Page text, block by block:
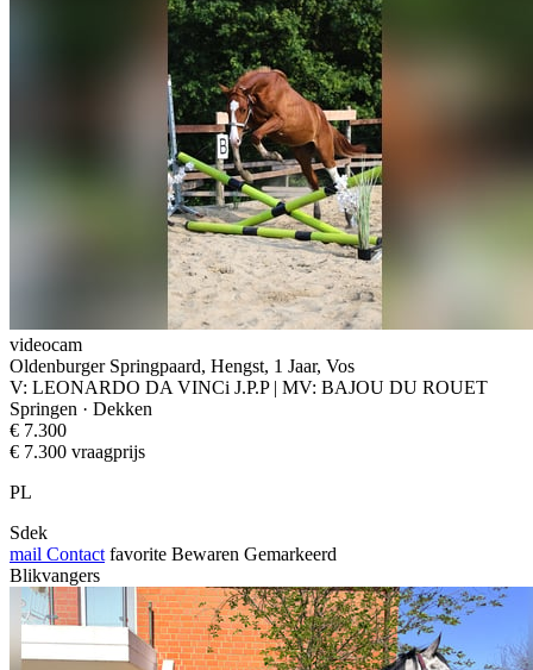
videocam
Oldenburger Springpaard, Hengst, 1 Jaar, Vos
V: LEONARDO DA VINCi J.P.P | MV: BAJOU DU ROUET
Springen · Dekken
€ 7.300
€ 7.300 vraagprijs
PL
Sdek
mail Contact favorite Bewaren Gemarkeerd
Blikvangers